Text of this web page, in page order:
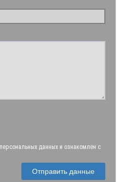
данных и ознакомлен с
Отправить данные